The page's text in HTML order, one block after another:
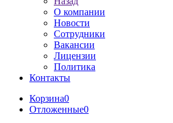
О компании
Новости
Сотрудники
Вакансии
Лицензии
Политика
Контакты
Корзина0
Отложенные0